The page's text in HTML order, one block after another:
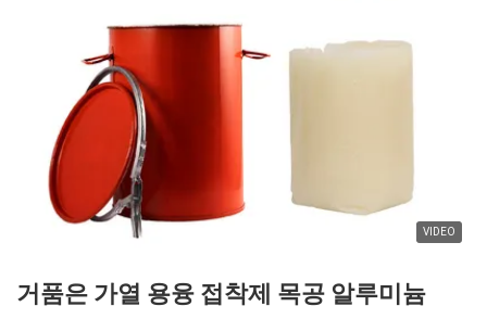
VIDEO
거품은 가열 용융 접착제 목공 알루미늄